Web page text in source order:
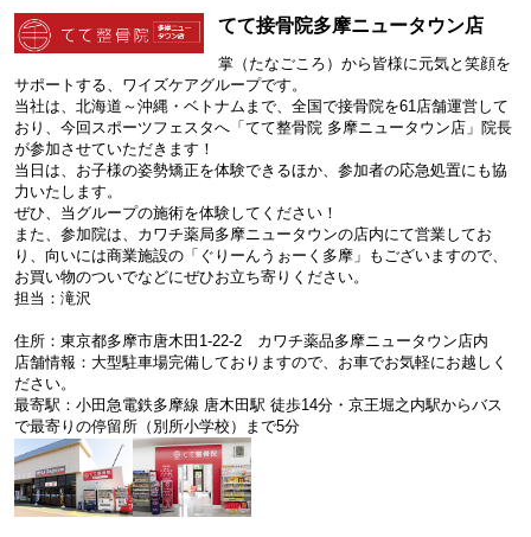
てて接骨院多摩ニュータウン店
掌（たなごころ）から皆様に元気と笑顔を
サポートする、ワイズケアグループです。
当社は、北海道～沖縄・ベトナムまで、全国で接骨院を61店舗運営して
おり、今回スポーツフェスタへ「てて整骨院 多摩ニュータウン店」院長
が参加させていただきます！
当日は、お子様の姿勢矯正を体験できるほか、参加者の応急処置にも協
力いたします。
ぜひ、当グループの施術を体験してください！
また、参加院は、カワチ薬局多摩ニュータウンの店内にて営業してお
り、向いには商業施設の「ぐりーんうぉーく多摩」もございますので、
お買い物のついでなどにぜひお立ち寄りください。
担当：滝沢
住所：東京都多摩市唐木田1-22-2 カワチ薬品多摩ニュータウン店内
店舗情報：大型駐車場完備しておりますので、お車でお気軽にお越しく
ださい。
最寄駅：小田急電鉄多摩線 唐木田駅 徒歩14分・京王堀之内駅からバス
で最寄りの停留所（別所小学校）まで5分